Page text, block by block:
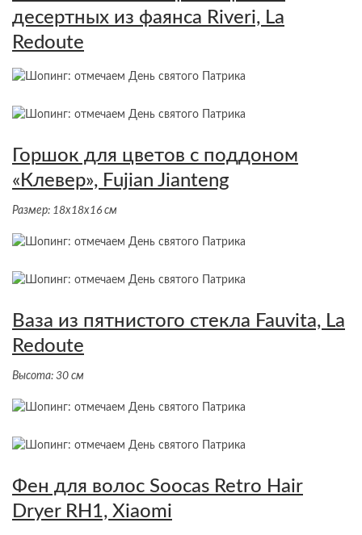
десертных из фаянса Riveri, La
Redoute
Горшок для цветов с поддоном
«Клевер», Fujian Jianteng
Размер: 18х18х16 см
Ваза из пятнистого стекла Fauvita, La
Redoute
Высота: 30 см
Фен для волос Soocas Retro Hair
Dryer RH1, Xiaomi